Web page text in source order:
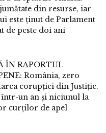
din resurse, iar
este ținut de Parlament
peste doi ani
ÎN RAPORTUL
România, zero
corupției din Justiție.
un an și niciunul la
curților de apel